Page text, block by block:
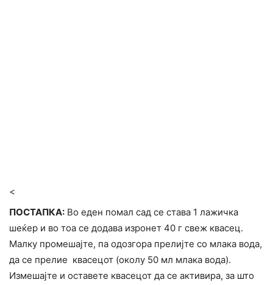
<
ПОСТАПКА: Во еден помал сад се става 1 лажичка
шеќер и во тоа се додава изронет 40 г свеж квасец.
Малку промешајте, па одозгора прелијте со млака вода,
да се прелие квасецот (околу 50 мл млака вода).
Измешајте и оставете квасецот да се активира, за што